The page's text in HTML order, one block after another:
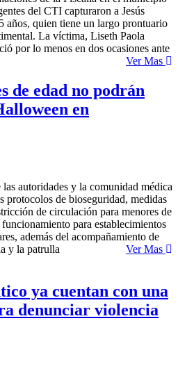
del CTI capturaron a Jesús
años, quien tiene un largo prontuario
La víctima, Liseth Paola
por lo menos en dos ocasiones ante
Ver Mas
de edad no podrán
en
autoridades y la comunidad médica
protocolos de bioseguridad, medidas
de circulación para menores de
para establecimientos
además del acompañamiento de
y la patrulla
Ver Mas
ya cuentan con una
denunciar violencia